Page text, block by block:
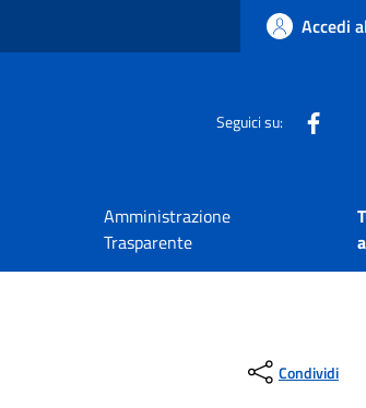
Accedi
Seguici su:
Amministrazione
Trasparente
Condividi